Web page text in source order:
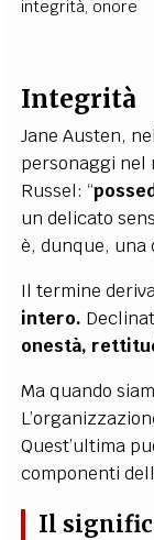
integrità, onore
Integrità
Jane Austen,
personaggi nel
Russel: “
un delicato
è, dunque, una
Il termine
intero.
onestà,
Ma quando
Quest’ultima
componenti
Il